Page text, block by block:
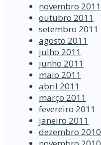
novembro 2011
outubro 2011
setembro 2011
agosto 2011
julho 2011
junho 2011
maio 2011
abril 2011
março 2011
fevereiro 2011
janeiro 2011
dezembro 2010